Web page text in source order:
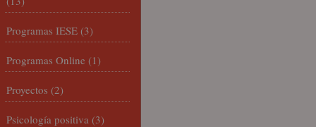
Programas IESE (3)
Programas Online (1)
Proyectos (2)
Psicología positiva (3)